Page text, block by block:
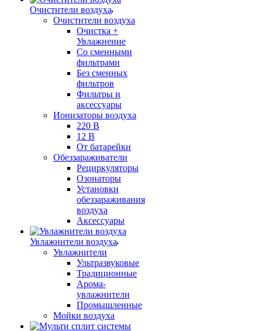
Очистители воздуха
Очистители воздуха
Очистка +
Увлажнение
Cо сменными
фильтрами
Без сменных
фильтров
Фильтры и
аксессуары
Ионизаторы воздуха
220 В
12 В
От батарейки
Обеззараживатели
Рециркуляторы
Озонаторы
Установки
обеззараживания
воздуха
Аксессуары
Увлажнители воздуха
Увлажнители
Ультразвуковые
Традиционные
Арома-
увлажнители
Промышленные
Мойки воздуха